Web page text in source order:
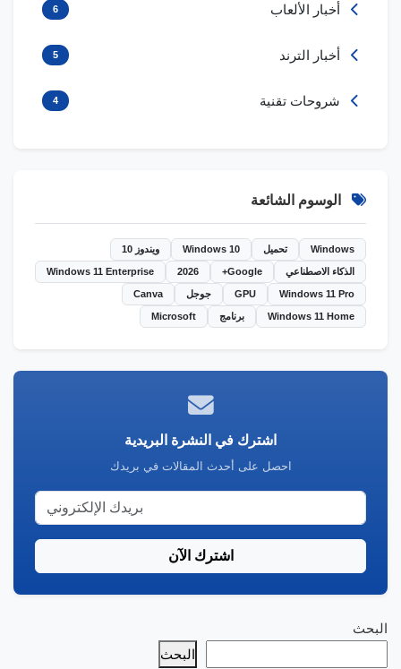
أخبار الألعاب 6
أخبار الترند 5
شروحات تقنية 4
الوسوم الشائعة
Windows تحميل Windows 10 ويندوز 10
الذكاء الاصطناعي Google+
2026
Windows 11 Enterprise
Windows 11 Pro
GPU جوجل Canva
Windows 11 Home برنامج Microsoft
اشترك في النشرة البريدية
احصل على أحدث المقالات في بريدك
اشترك الآن
البحث
البحث